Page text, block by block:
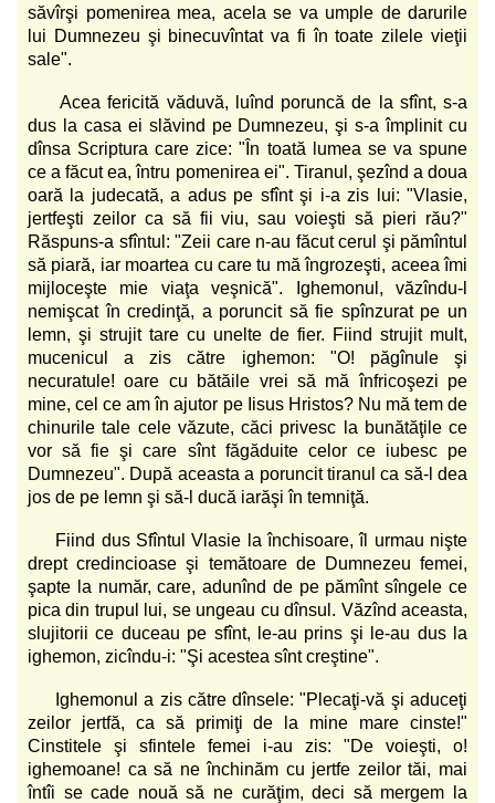
săvîrşi pomenirea mea, acela se va umple de darurile
lui Dumnezeu şi binecuvîntat va fi în toate zilele vieţii
sale".
Acea fericită văduvă, luînd poruncă de la sfînt, s-a
dus la casa ei slăvind pe Dumnezeu, şi s-a împlinit cu
dînsa Scriptura care zice: "În toată lumea se va spune
ce a făcut ea, întru pomenirea ei". Tiranul, şezînd a doua
oară la judecată, a adus pe sfînt şi i-a zis lui: "Vlasie,
jertfeşti zeilor ca să fii viu, sau voieşti să pieri rău?"
Răspuns-a sfîntul: "Zeii care n-au făcut cerul şi pămîntul
să piară, iar moartea cu care tu mă îngrozeşti, aceea îmi
mijloceşte mie viaţa veşnică". Ighemonul, văzîndu-l
nemişcat în credinţă, a poruncit să fie spînzurat pe un
lemn, şi strujit tare cu unelte de fier. Fiind strujit mult,
mucenicul a zis către ighemon: "O! păgînule şi
necuratule! oare cu bătăile vrei să mă înfricoşezi pe
mine, cel ce am în ajutor pe Iisus Hristos? Nu mă tem de
chinurile tale cele văzute, căci privesc la bunătăţile ce
vor să fie şi care sînt făgăduite celor ce iubesc pe
Dumnezeu". După aceasta a poruncit tiranul ca să-l dea
jos de pe lemn şi să-l ducă iarăşi în temniţă.
Fiind dus Sfîntul Vlasie la închisoare, îl urmau nişte
drept credincioase şi temătoare de Dumnezeu femei,
şapte la număr, care, adunînd de pe pămînt sîngele ce
pica din trupul lui, se ungeau cu dînsul. Văzînd aceasta,
slujitorii ce duceau pe sfînt, le-au prins şi le-au dus la
ighemon, zicîndu-i: "Şi acestea sînt creştine".
Ighemonul a zis către dînsele: "Plecaţi-vă şi aduceţi
zeilor jertfă, ca să primiţi de la mine mare cinste!"
Cinstitele şi sfintele femei i-au zis: "De voieşti, o!
ighemoane! ca să ne închinăm cu jertfe zeilor tăi, mai
întîi se cade nouă să ne curăţim, deci să mergem la